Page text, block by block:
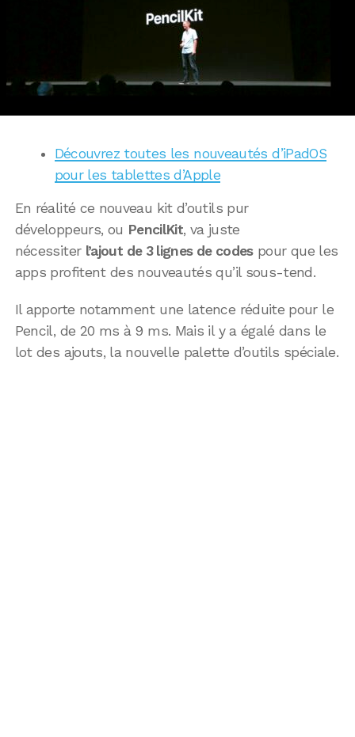
Découvrez toutes les nouveautés d’iPadOS
pour les tablettes d’Apple
En réalité ce nouveau kit d’outils pur
développeurs, ou PencilKit, va juste
nécessiter l’ajout de 3 lignes de codespour que les
apps profitent des nouveautés qu’il sous-tend.
Il apporte notamment une latence réduite pour le
Pencil, de 20 ms à 9 ms. Mais il y a égalé dans le
lot des ajouts, la nouvelle palette d’outils spéciale.